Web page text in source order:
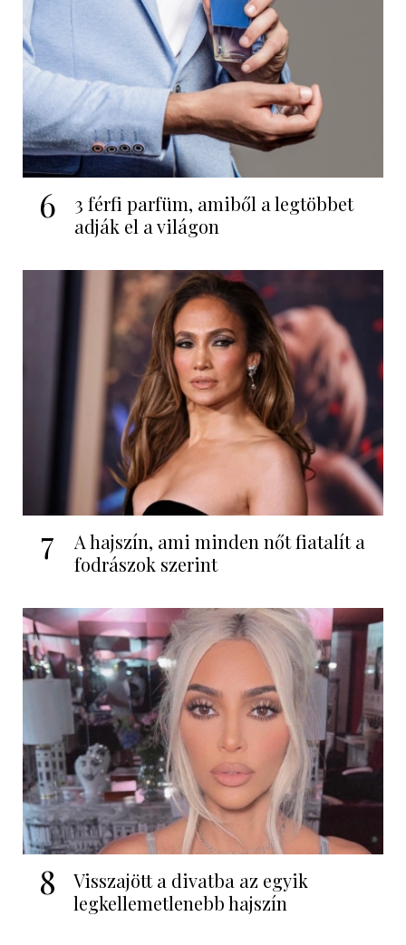
6
3 férfi parfüm, amiből a legtöbbet
adják el a világon
7
A hajszín, ami minden nőt fiatalít a
fodrászok szerint
8
Visszajött a divatba az egyik
legkellemetlenebb hajszín